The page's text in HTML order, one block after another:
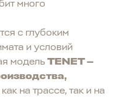
много
с глубоким
и условий
модель TENET —
как на трассе, так и на